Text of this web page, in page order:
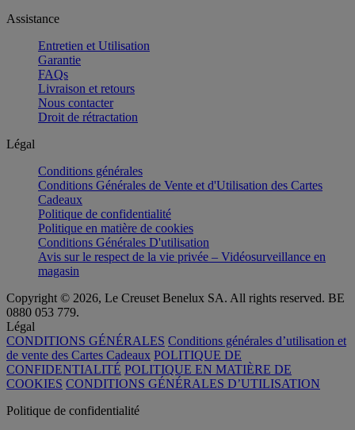
Assistance
Entretien et Utilisation
Garantie
FAQs
Livraison et retours
Nous contacter
Droit de rétractation
Légal
Conditions générales
Conditions Générales de Vente et d'Utilisation des Cartes
Cadeaux
Politique de confidentialité
Politique en matière de cookies
Conditions Générales D'utilisation
Avis sur le respect de la vie privée – Vidéosurveillance en
magasin
Copyright © 2026, Le Creuset Benelux SA. All rights reserved. BE
0880 053 779.
Légal
CONDITIONS GÉNÉRALES Conditions générales d’utilisation et
de vente des Cartes Cadeaux POLITIQUE DE
CONFIDENTIALITÉ POLITIQUE EN MATIÈRE DE
COOKIES CONDITIONS GÉNÉRALES D’UTILISATION
Politique de confidentialité